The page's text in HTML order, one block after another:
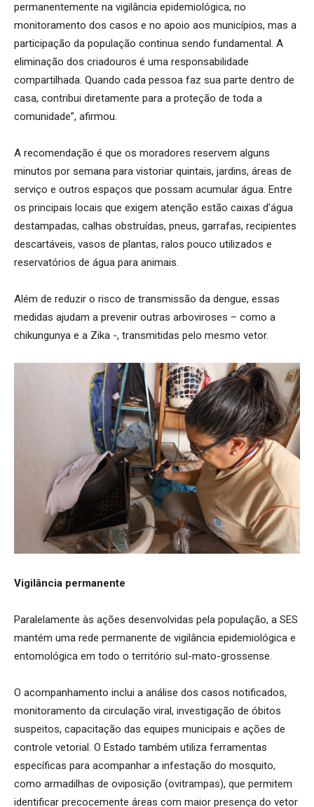
permanentemente na vigilância epidemiológica, no
monitoramento dos casos e no apoio aos municípios, mas a
participação da população continua sendo fundamental. A
eliminação dos criadouros é uma responsabilidade
compartilhada. Quando cada pessoa faz sua parte dentro de
casa, contribui diretamente para a proteção de toda a
comunidade”, afirmou.
A recomendação é que os moradores reservem alguns
minutos por semana para vistoriar quintais, jardins, áreas de
serviço e outros espaços que possam acumular água. Entre
os principais locais que exigem atenção estão caixas d’água
destampadas, calhas obstruídas, pneus, garrafas, recipientes
descartáveis, vasos de plantas, ralos pouco utilizados e
reservatórios de água para animais.
Além de reduzir o risco de transmissão da dengue, essas
medidas ajudam a prevenir outras arboviroses – como a
chikungunya e a Zika -, transmitidas pelo mesmo vetor.
Vigilância permanente
Paralelamente às ações desenvolvidas pela população, a SES
mantém uma rede permanente de vigilância epidemiológica e
entomológica em todo o território sul-mato-grossense.
O acompanhamento inclui a análise dos casos notificados,
monitoramento da circulação viral, investigação de óbitos
suspeitos, capacitação das equipes municipais e ações de
controle vetorial. O Estado também utiliza ferramentas
específicas para acompanhar a infestação do mosquito,
como armadilhas de oviposição (ovitrampas), que permitem
identificar precocemente áreas com maior presença do vetor